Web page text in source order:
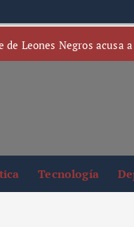
de Leones Negros acusa
Tecnología